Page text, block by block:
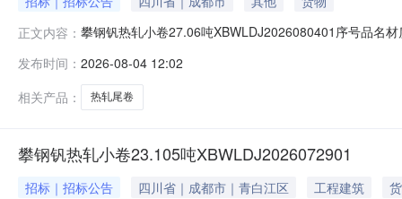
正文内容： 攀钢钒热轧小卷27.06吨XBWLDJ2026080401序号品名
轧尾卷（小卷）SPHC(X)1.4*1038*C攀钢钒1/1.77破边(
发布时间： 2026-08-04 12:02
相关产品：
热轧尾卷
攀钢钒热轧小卷23.105吨XBWLDJ2026072901
招标｜招标公告 四川省｜成都市｜青白江区 工程建筑